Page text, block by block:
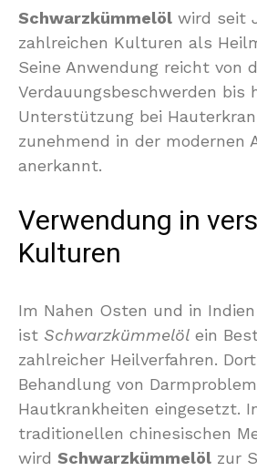
Schwarzkümmelöl wird seit
zahlreichen Kulturen als
Seine Anwendung reicht von
Verdauungsbeschwerden bis
Unterstützung bei
zunehmend in der modernen
anerkannt.
Verwendung in
Kulturen
Im Nahen Osten und in Indien
ist Schwarzkümmelöl ein
zahlreicher Heilverfahren.
Behandlung von
Hautkrankheiten eingesetzt.
traditionellen chinesischen
wird Schwarzkümmelöl zur